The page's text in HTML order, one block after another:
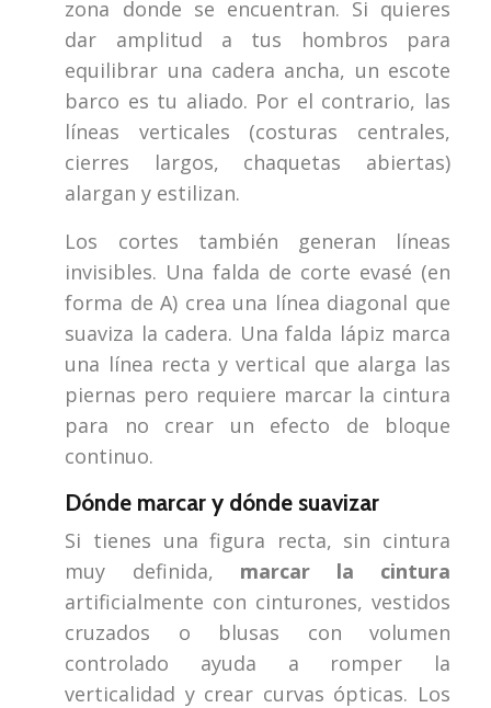
zona donde se encuentran. Si quieres
dar amplitud a tus hombros para
equilibrar una cadera ancha, un escote
barco es tu aliado. Por el contrario, las
líneas verticales (costuras centrales,
cierres largos, chaquetas abiertas)
alargan y estilizan.
Los cortes también generan líneas
invisibles. Una falda de corte evasé (en
forma de A) crea una línea diagonal que
suaviza la cadera. Una falda lápiz marca
una línea recta y vertical que alarga las
piernas pero requiere marcar la cintura
para no crear un efecto de bloque
continuo.
Dónde marcar y dónde suavizar
Si tienes una figura recta, sin cintura
muy definida, marcar la cintura
artificialmente con cinturones, vestidos
cruzados o blusas con volumen
controlado ayuda a romper la
verticalidad y crear curvas ópticas. Los